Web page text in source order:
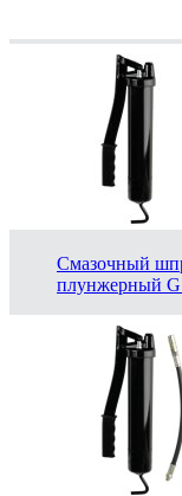
Смазочный
плунжерный G